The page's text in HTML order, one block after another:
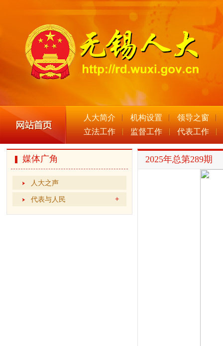
人大简介 机构设置
领导之窗
立法工作
监督工作 代表工作
媒体广角
人大之声
代表与人民
2025年总第289期